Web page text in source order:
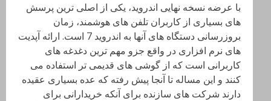
با عرضه نسخه نهایی اندروید، یکی از اصلی ترین پرسش
های بسیاری از کاربران تلفن های هوشمند، زمان
بروزرسانی دستگاه های آنها به اندروید 7 است. ارائه آپدیت
های نرم افزاری در واقع جزو مهم ترین دغدغه های
کاربرانی است که از گوشی های قدیمی تر استفاده می
کنند و این مساله تا آنجا پیش رفته که عده بسیاری عقیده
دارند شرکت های سازنده برای آنکه خریدارانی برای